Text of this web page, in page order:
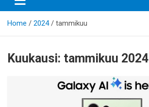
Home 2024 tammikuu
Kuukausi: tammikuu 2024